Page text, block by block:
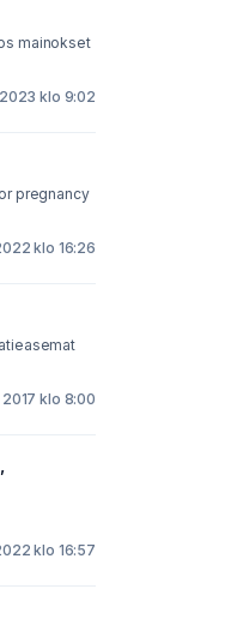
mainokset
klo 9:02
pregnancy
klo 16:26
klo 8:00
klo 16:57